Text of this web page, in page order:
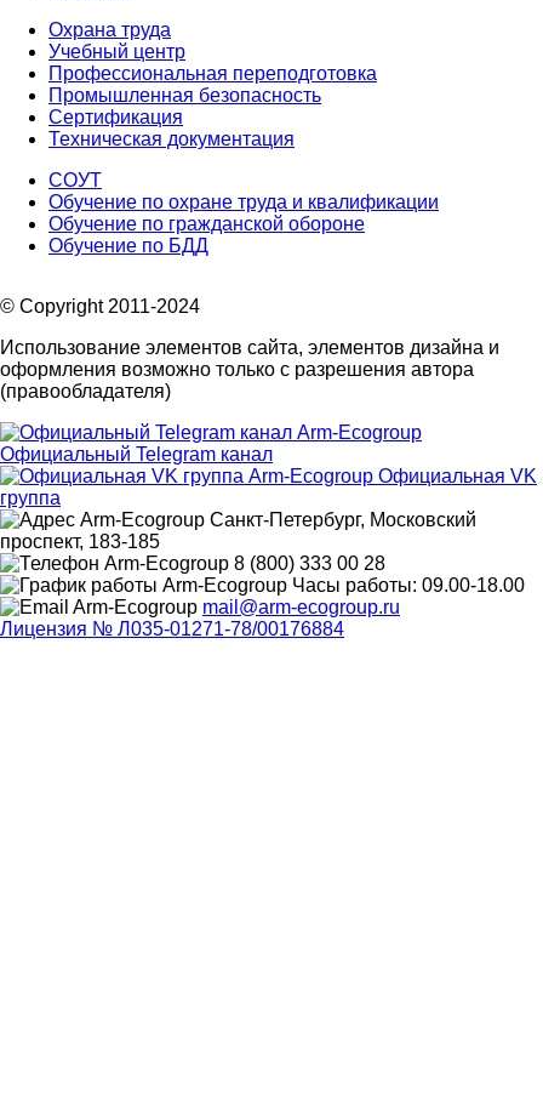
Охрана труда
Учебный центр
Профессиональная переподготовка
Промышленная безопасность
Сертификация
Техническая документация
СОУТ
Обучение по охране труда и квалификации
Обучение по гражданской обороне
Обучение по БДД
© Copyright 2011-2024
Использование элементов сайта, элементов дизайна и
оформления возможно только с разрешения автора
(правообладателя)
Официальный Telegram канал
Официальная VK
группа
Санкт-Петербург, Московский
проспект, 183-185
8 (800) 333 00 28
Часы работы: 09.00-18.00
mail@arm-ecogroup.ru
Лицензия № Л035-01271-78/00176884